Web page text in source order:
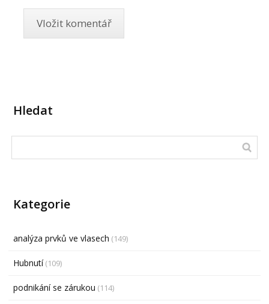
Hledat
Kategorie
analýza prvků ve vlasech (149)
Hubnutí(109)
podnikání se zárukou (114)